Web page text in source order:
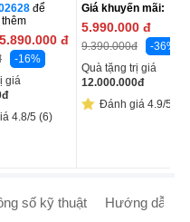
để
5.890.000 đ
-16%
giá
đ
4.8/5 (6)
DM1100PV(KK)
Giá khuyến mãi:
5.990.000 đ
9.390.000đ
-36%
Quà tặng trị giá
12.000.000đ
Đánh giá 4.9/5
số kỹ thuật Hướng dẫn